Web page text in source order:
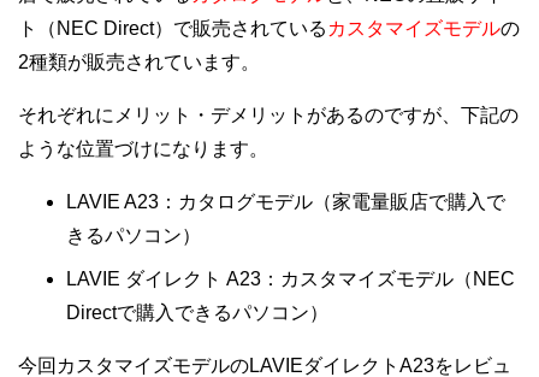
ト（NEC Direct）で販売されている カスタマイズモデルの
2種類が販売されています。
それぞれにメリット・デメリットがあるのですが、下記の
ような位置づけになります。
LAVIE A23：カタログモデル（家電量販店で購入で
きるパソコン）
LAVIE ダイレクト A23：カスタマイズモデル（NEC
Directで購入できるパソコン）
今回カスタマイズモデルのLAVIEダイレクトA23をレビュ